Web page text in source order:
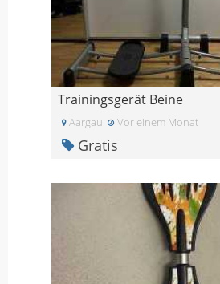
Trainingsgerät Beine
Aargau Vor einem Monat
Gratis